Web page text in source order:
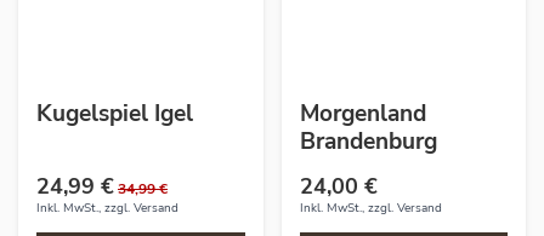
Kugelspiel Igel
24,99 €34,99 €
Inkl. MwSt., zzgl. Versand
Morgenland
Brandenburg
24,00 €
Inkl. MwSt., zzgl. Versand